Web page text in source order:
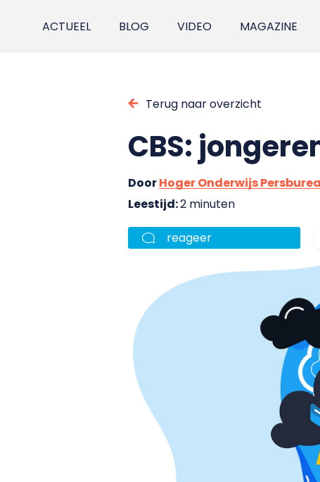
ACTUEEL BLOG VIDEO MAGAZINE
Terug naar overzicht
CBS:
DoorHoger Onderwijs
Leestijd:2 minuten
reageer